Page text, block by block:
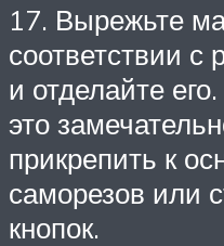
17. Вырежьте
соответствии с
и отделайте
это
прикрепить к
саморезов или
кнопок.